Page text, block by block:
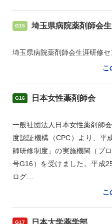
G15 埼玉県病院薬剤師会
埼玉県病院薬剤師会生涯研修セ
こ
G16 日本女性薬剤師会
一般社団法人日本女性薬剤師
度認証機構（CPC）より、平
師研修制度」の実施機関（プ
号G16）を受けました。平成
ログ…
こ
G17 日本大学薬学部